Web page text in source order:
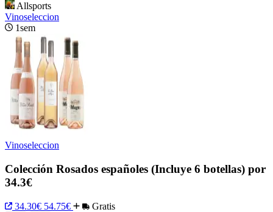
Allsports
Vinoseleccion
1sem
Vinoseleccion
Colección Rosados españoles (Incluye 6 botellas) por
34.3€
34.30€ 54.75€ Gratis